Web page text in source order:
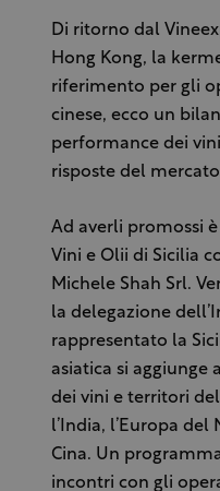
Di ritorno dal
Hong Kong, la
riferimento per gli
cinese, ecco un
performance dei
risposte del
Ad averli promossi
Vini e Olii di Sicilia
Michele Shah Srl.
la delegazione
rappresentato la
asiatica si aggiunge
dei vini e territori
l’India, l’Europa del
Cina. Un
incontri con gli